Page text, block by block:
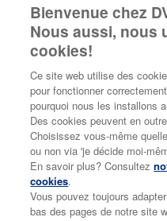
Questions les plus
Discutez avec
Posez une
Bienvenue chez
Nous aussi, nous
cookies!
Ce site web utilise des
pour fonctionner
pourquoi nous les installons
Des cookies peuvent en
Choisissez vous-même
ou non via 'je décide moi-
En savoir plus? Consultez
cookies.
Vous pouvez toujours
bas des pages de notre site